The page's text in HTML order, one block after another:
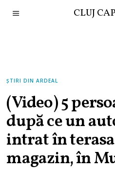
CLUJ
ȘTIRI DIN ARDEAL
(Video) 5
după ce un
intrat în
magazin, în